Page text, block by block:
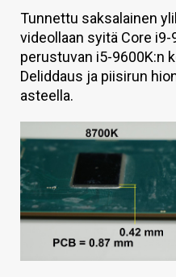
KAUPPA
VAIHDA TEEMA
HAKU
Tunnettu saksalainen
videollaan syitä Core
perustuvan i5-9600K:n
Deliddaus ja piisirun
asteella.